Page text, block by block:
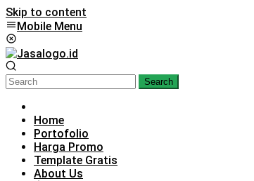
Skip to content
Mobile Menu
Search
Home
Portofolio
Harga Promo
Template Gratis
About Us